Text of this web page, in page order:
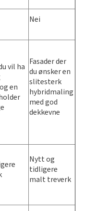
Nei
vil ha
en
Fasader der
du ønsker en
slitesterk
hybridmaling
med god
dekkevne
Nytt og
tidligere
malt treverk